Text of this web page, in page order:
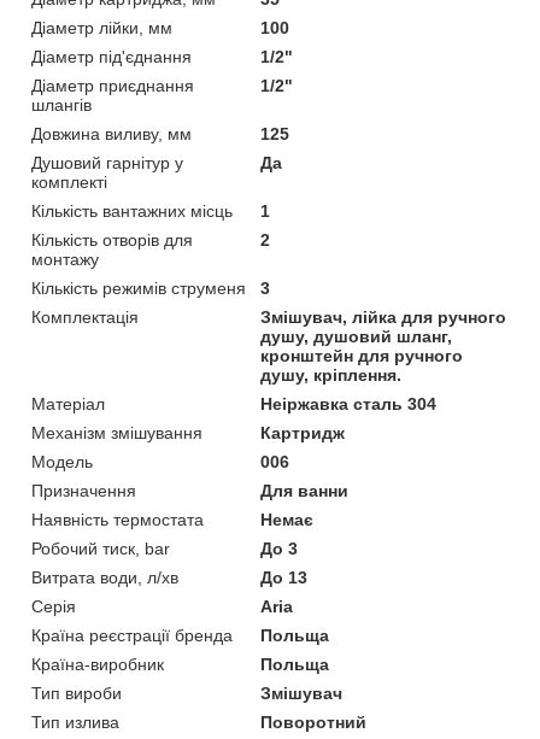
Діаметр лійки, мм
100
Діаметр під'єднання
1/2"
Діаметр приєднання
шлангів
1/2"
Довжина виливу, мм
125
Душовий гарнітур у
комплекті
Да
Кількість вантажних місць
1
Кількість отворів для
монтажу
2
Кількість режимів струменя
3
Комплектація
Змішувач, лійка для ручного
душу, душовий шланг,
кронштейн для ручного
душу, кріплення.
Матеріал
Неіржавка сталь 304
Механізм змішування
Картридж
Мoдель
006
Призначення
Для ванни
Наявність термостата
Немає
Робочий тиск, bar
До 3
Витрата води, л/хв
До 13
Серія
Aria
Країна реєстрації бренда
Польща
Країна-виробник
Польща
Тип вироби
Змішувач
Тип излива
Поворотний